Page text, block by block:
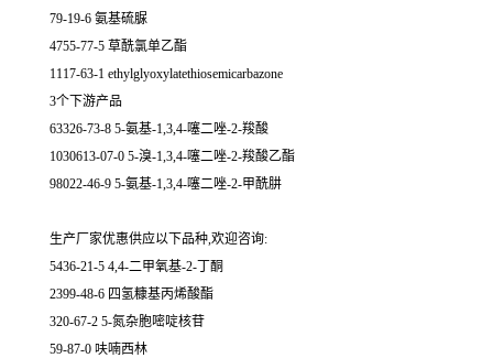
79-19-6 氨基硫脲
4755-77-5 草酰氯单乙酯
1117-63-1 ethylglyoxylatethiosemicarbazone
3个下游产品
63326-73-8 5-氨基-1,3,4-噻二唑-2-羧酸
1030613-07-0 5-溴-1,3,4-噻二唑-2-羧酸乙酯
98022-46-9 5-氨基-1,3,4-噻二唑-2-甲酰肼
生产厂家优惠供应以下品种,欢迎咨询:
5436-21-5 4,4-二甲氧基-2-丁酮
2399-48-6 四氢糠基丙烯酸酯
320-67-2 5-氮杂胞嘧啶核苷
59-87-0 呋喃西林